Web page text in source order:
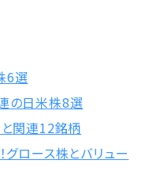
6選
の日米株8選
と関連12銘柄
グロース株とバリュー